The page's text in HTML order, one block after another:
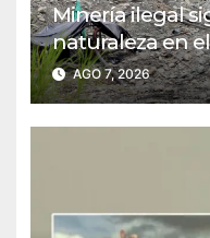
Minería ilegal
naturaleza en
Nariño
AGO 7, 2026